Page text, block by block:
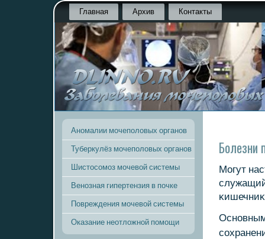
Главная Архив Контакты
Аномалии мочеполовых органов
Туберкулёз мочеполовых органов
Шистосомоз мочевой системы
Венозная гипертензия в почке
Повреждения мочевой системы
Оказание неотложной помощи
Болезни
Могут
служащий